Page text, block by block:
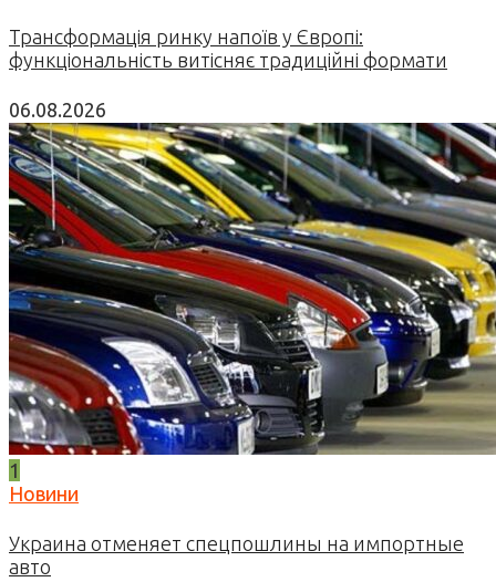
Трансформація ринку напоїв у Європі:
функціональність витісняє традиційні формати
06.08.2026
1
Новини
Украина отменяет спецпошлины на импортные
авто